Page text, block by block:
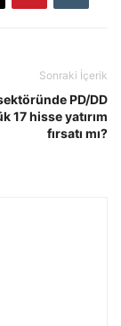
Sonraki İçerik
PD/DD
17 hisse yatırım
fırsatı mı?